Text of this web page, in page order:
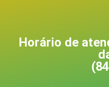
Horário de